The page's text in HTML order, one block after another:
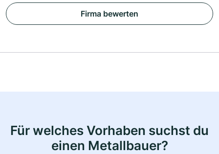
Firma bewerten
Für welches Vorhaben suchst du
einen Metallbauer?